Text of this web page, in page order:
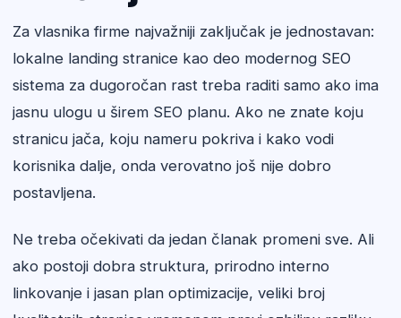
Za vlasnika firme najvažniji zaključak je jednostavan:
lokalne landing stranice kao deo modernog SEO
sistema za dugoročan rast treba raditi samo ako ima
jasnu ulogu u širem SEO planu. Ako ne znate koju
stranicu jača, koju nameru pokriva i kako vodi
korisnika dalje, onda verovatno još nije dobro
postavljena.
Ne treba očekivati da jedan članak promeni sve. Ali
ako postoji dobra struktura, prirodno interno
linkovanje i jasan plan optimizacije, veliki broj